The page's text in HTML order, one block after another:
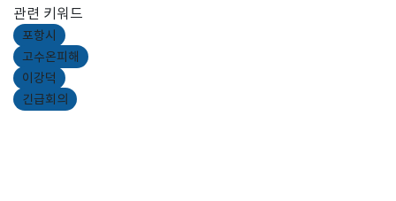
관련 키워드
포항시
고수온피해
이강덕
긴급회의